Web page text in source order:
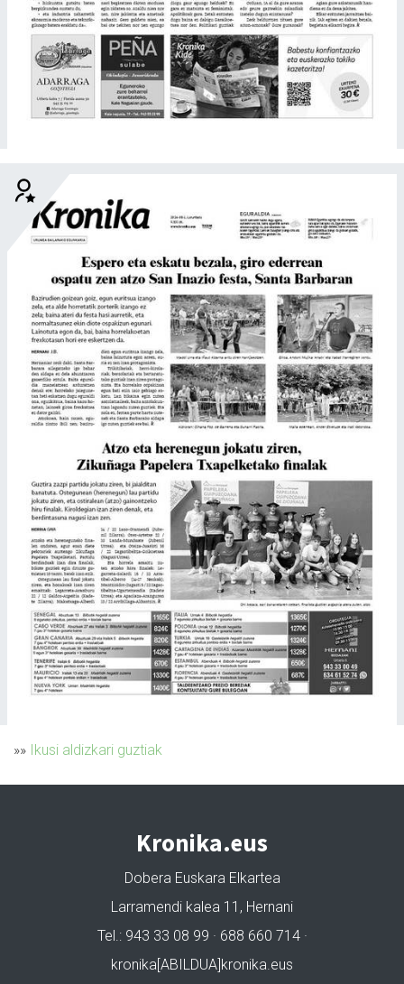
»» Ikusi aldizkari guztiak
Kronika.eus
Dobera Euskara Elkartea
Larramendi kalea 11, Hernani
Tel.: 943 33 08 99 · 688 660 714 ·
kronika[ABILDUA]kronika.eus